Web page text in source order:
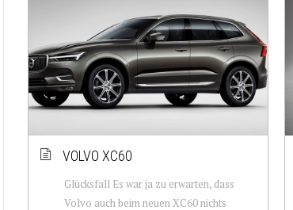
VOLVO XC60
Glücksfall Es war ja zu erwarten, dass
Volvo auch beim neuen XC60 nichts